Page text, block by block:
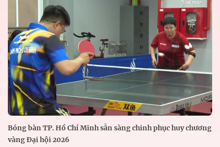
Bóng bàn TP. Hồ Chí Minh sẵn sàng chinh phục huy chương
vàng Đại hội 2026